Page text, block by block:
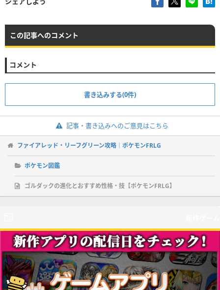
この記事へのコメント
コメント
書き込みする(0件)
記事・書き込みへのご意見はこちら
ファイアレッド・リーフグリーン攻略｜ポケモンFRLG
ポケモン図鑑
ゴルダックの進化とおすすめ性格・技【ポケモンFRLG】